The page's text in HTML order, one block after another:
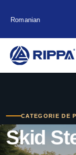
Romanian
CATEGORIE DE
Skid